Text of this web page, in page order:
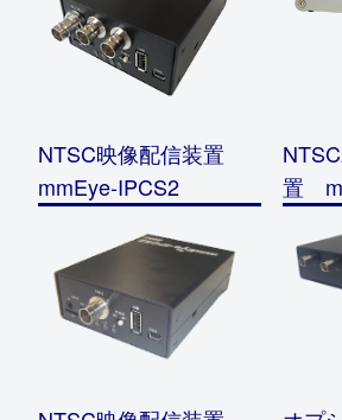
NTSC映像配信装置
mmEye-IPCS2
置